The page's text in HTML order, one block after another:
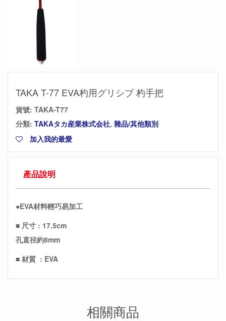
TAKA T-77 EVA杓用グリシブ 杓手把
貨號: TAKA-T77
分類: TAKAタカ産業株式会社, 雜品/其他類別
加入我的最愛
產品說明
●EVA材料輕巧易加工
■ 尺寸 : 17.5cm
孔直径約8mm
■ 材質 : EVA
相關商品